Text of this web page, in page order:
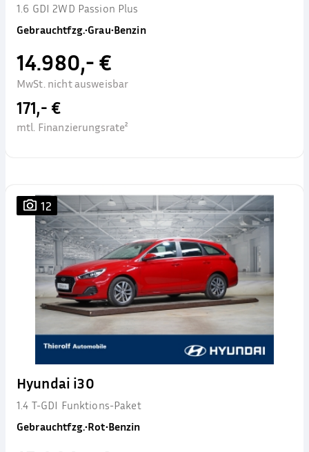
1.6 GDI 2WD Passion Plus
Gebrauchtfzg.•Grau•Benzin
14.980,- €
MwSt. nicht ausweisbar
171,- €
mtl. Finanzierungsrate²
12
Hyundai i30
1.4 T-GDI Funktions-Paket
Gebrauchtfzg.•Rot•Benzin